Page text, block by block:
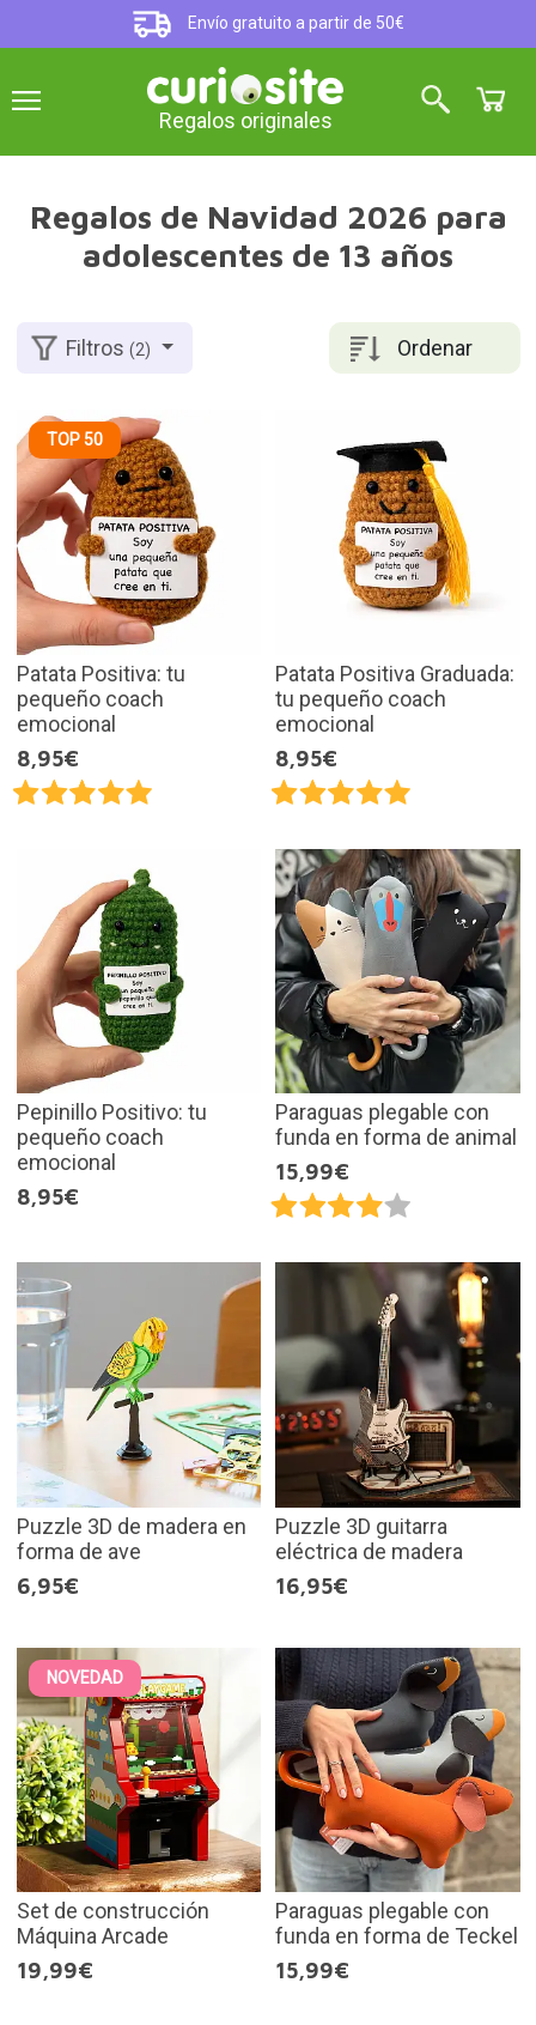
Envío gratuito a partir de 50€
Regalos originales
Regalos de Navidad 2026 para
adolescentes de 13 años
Ordenar
Filtros(2)
TOP 50
Patata Positiva: tu
pequeño coach
emocional
8,95€
Patata Positiva Graduada:
tu pequeño coach
emocional
8,95€
Pepinillo Positivo: tu
pequeño coach
emocional
8,95€
Paraguas plegable con
funda en forma de animal
15,99€
Puzzle 3D de madera en
forma de ave
6,95€
Puzzle 3D guitarra
eléctrica de madera
16,95€
NOVEDAD
Set de construcción
Máquina Arcade
19,99€
Paraguas plegable con
funda en forma de Teckel
15,99€